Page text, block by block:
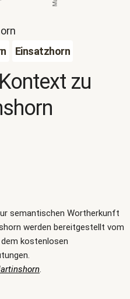
Einsatzhorn
zu
semantischen Wortherkunft
werden bereitgestellt vom
dem kostenlosen
.